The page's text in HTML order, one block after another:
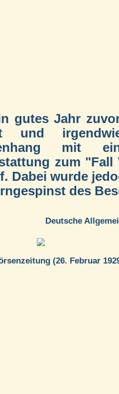
gutes Jahr
und
mit
zum
Dabei wurde
des
Deutsche
(26. Februar